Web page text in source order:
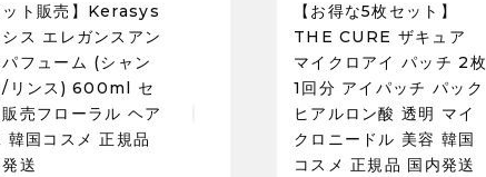
ット販売】Kerasys
ス エレガンスアン
フューム (シャン
/リンス) 600ml セ
販売フローラル ヘア
韓国コスメ 正規品
送
【お得な5枚セット】
THE CURE ザキュア
マイクロアイ パッチ 2枚
1回分 アイパッチ パック
ヒアルロン酸 透明 マイ
クロニードル 美容 韓国
コスメ 正規品 国内発送